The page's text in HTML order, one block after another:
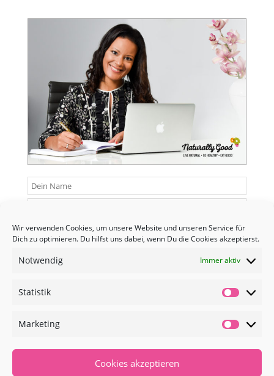
Wir verwenden Cookies, um unsere Website und unseren Service für
Dich zu optimieren. Du hilfst uns dabei, wenn Du die Cookies akzeptierst.
Notwendig Immer aktiv
Statistik
Marketing
Cookies akzeptieren
Senden
 INSTAGRAM